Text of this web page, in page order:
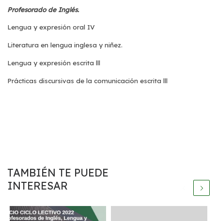
Profesorado de Inglés.
Lengua y expresión oral IV
Literatura en lengua inglesa y niñez.
Lengua y expresión escrita lll
Prácticas discursivas de la comunicación escrita lll
TAMBIÉN TE PUEDE
INTERESAR